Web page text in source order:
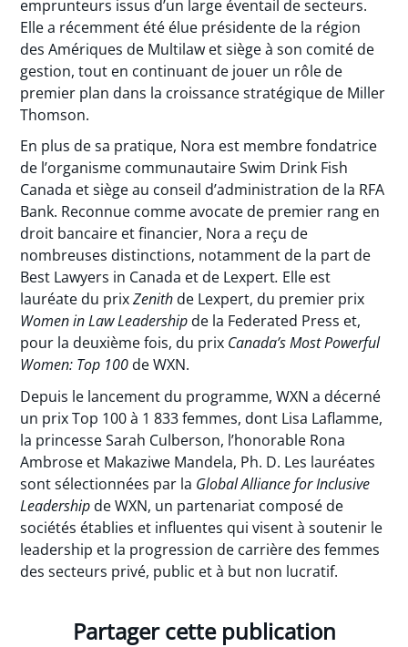
emprunteurs issus d’un large éventail de secteurs.
Elle a récemment été élue présidente de la région
des Amériques de Multilaw et siège à son comité de
gestion, tout en continuant de jouer un rôle de
premier plan dans la croissance stratégique de Miller
Thomson.
En plus de sa pratique, Nora est membre fondatrice
de l’organisme communautaire Swim Drink Fish
Canada et siège au conseil d’administration de la RFA
Bank. Reconnue comme avocate de premier rang en
droit bancaire et financier, Nora a reçu de
nombreuses distinctions, notamment de la part de
Best Lawyers in Canada et de Lexpert. Elle est
lauréate du prixZenith de Lexpert, du premier prix
Women in Law Leadership de la Federated Press et,
pour la deuxième fois, du prix Canada’s Most Powerful
Women: Top 100 de WXN.
Depuis le lancement du programme, WXN a décerné
un prix Top 100 à 1 833 femmes, dont Lisa Laflamme,
la princesse Sarah Culberson, l’honorable Rona
Ambrose et Makaziwe Mandela, Ph. D. Les lauréates
sont sélectionnées par la Global Alliance for Inclusive
Leadership de WXN, un partenariat composé de
sociétés établies et influentes qui visent à soutenir le
leadership et la progression de carrière des femmes
des secteurs privé, public et à but non lucratif.
Partager cette publication